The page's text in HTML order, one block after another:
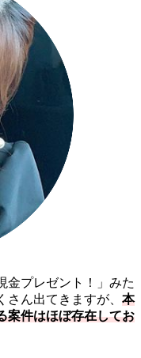
金プレゼント！」みた
ん出てきますが、 本
案件はほぼ存在してお